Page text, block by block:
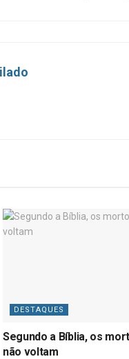
DESTAQUES
Segundo a Bíblia, os
não voltam